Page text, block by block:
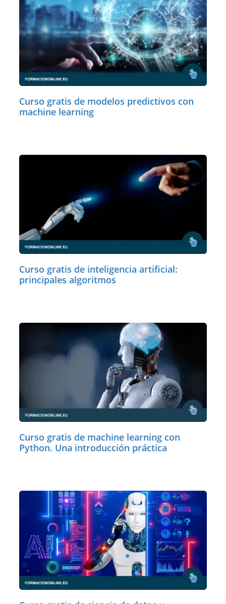
Curso gratis de modelos predictivos con
machine learning
Curso gratis de inteligencia artificial:
principales algoritmos
Curso gratis de machine learning con
Python. Una introducción práctica